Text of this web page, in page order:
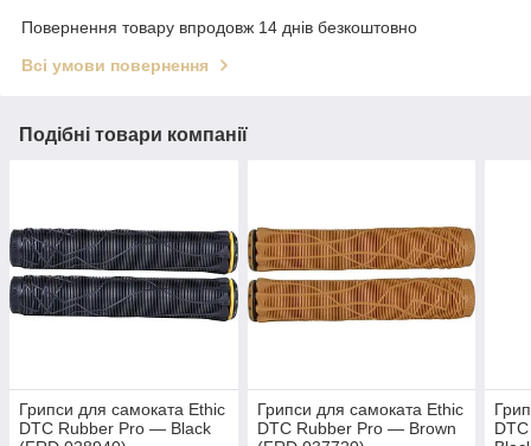
Повернення товару впродовж 14 днів безкоштовно
Всі умови повернення
Подібні товари компанії
Грипси для самоката Ethic
DTC Rubber Pro — Black
Грипси для самоката Ethic
DTC Rubber Pro — Brown